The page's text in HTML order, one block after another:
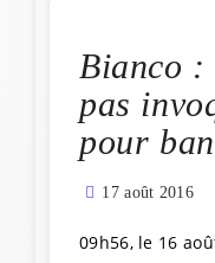
Bianco :
pas
pour
17 août 2016
09h56, le 16